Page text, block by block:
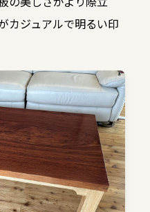
カジュアルで明るい印